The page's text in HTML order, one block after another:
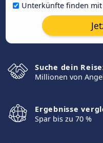
Unterkünfte finden
Suche dein
Millionen von
Ergebnisse
Spar bis zu 70 %